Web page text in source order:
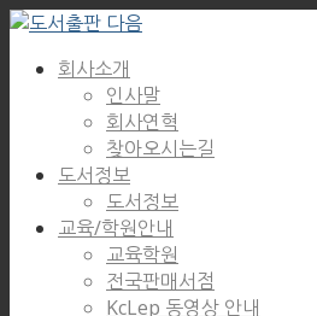
회사소개
인사말
회사연혁
찾아오시는길
도서정보
도서정보
교육/학원안내
교육학원
전국판매서점
KcLep 동영상 안내